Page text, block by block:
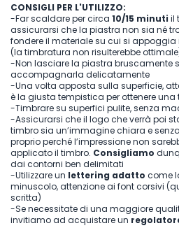
CONSIGLI PER L'UTILIZZO:
-Far scaldare per circa 10/15 minuti il
assicurarsi che la piastra non sia né
fondere il materiale su cui si appoggia
(la timbratura non risulterebbe
-Non lasciare la piastra bruscamente
accompagnarla delicatamente
-Una volta apposta sulla superficie,
è la giusta tempistica per ottenere
-Timbrare su superfici pulite, senza
-Assicurarsi che il logo che verrà poi
timbro sia un’immagine chiara e
proprio perché l’impressione non
applicato il timbro. Consigliamo
dai contorni ben delimitati
-Utilizzare un lettering adatto come
minuscolo, attenzione ai font corsivi
scritta)
-Se necessitate di una maggiore
invitiamo ad acquistare un